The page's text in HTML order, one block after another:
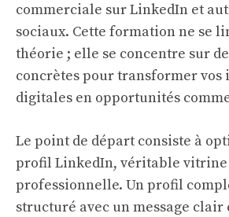
commerciale sur LinkedIn et
sociaux. Cette formation ne se
théorie ; elle se concentre sur
concrètes pour transformer vos
digitales en opportunités
Le point de départ consiste à
profil LinkedIn, véritable vitrine
professionnelle. Un profil
structuré avec un message